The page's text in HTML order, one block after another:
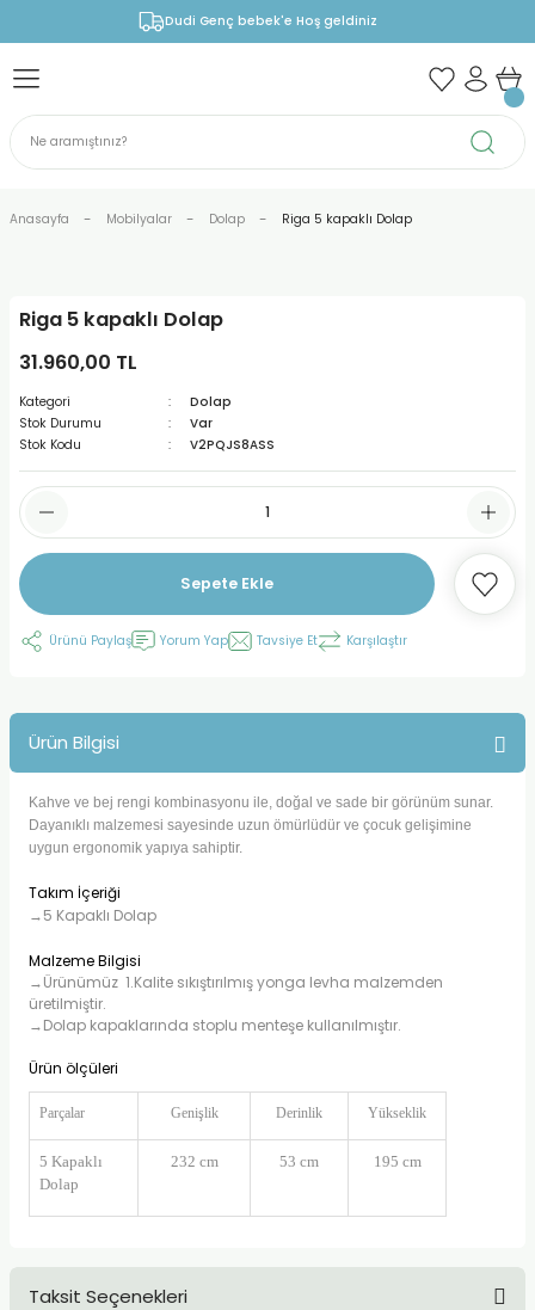
Dudi Genç bebek'e Hoş geldiniz
Anasayfa Mobilyalar Dolap Riga 5 kapaklı Dolap
Riga 5 kapaklı Dolap
31.960,00 TL
Kategori
Dolap
Stok Durumu
Var
Stok Kodu
V2PQJS8ASS
Sepete Ekle
Ürünü Paylaş Yorum Yap Tavsiye Et Karşılaştır
Ürün Bilgisi
Kahve ve bej rengi kombinasyonu ile, doğal ve sade bir görünüm sunar.
Dayanıklı malzemesi sayesinde uzun ömürlüdür ve çocuk gelişimine
uygun ergonomik yapıya sahiptir.
Takım İçeriği
→5 Kapaklı Dolap
Malzeme Bilgisi
→Ürünümüz 1.Kalite sıkıştırılmış yonga levha malzemden
üretilmiştir.
→Dolap kapaklarında stoplu menteşe kullanılmıştır.
Ürün ölçüleri
Parçalar Genişlik Derinlik Yükseklik
5 Kapaklı
Dolap
232 cm 53 cm 195 cm
Taksit Seçenekleri